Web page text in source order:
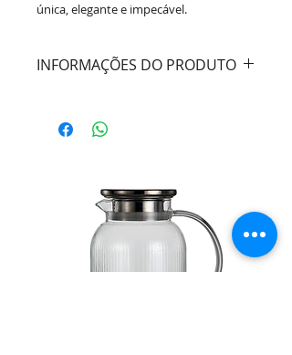
única, elegante e impecável.
INFORMAÇÕES DO PRODUTO
Material:Aço Inox
BonGourmet